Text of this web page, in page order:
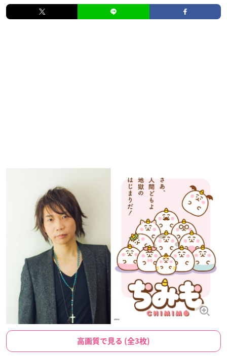
高画質で見る (全3枚)